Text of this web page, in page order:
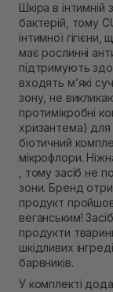
В
Самовивіз
Екватор)
В
Шкіра в
бактерій, тому
інтимної
має рослинні
підтримують
входять м’які
зону, не
протимікробні
хризантема) для
біотичний
мікрофлори.
, тому засіб не
зони. Бренд
продукт
веганським!
продукти
шкідливих
барвників.
У комплекті